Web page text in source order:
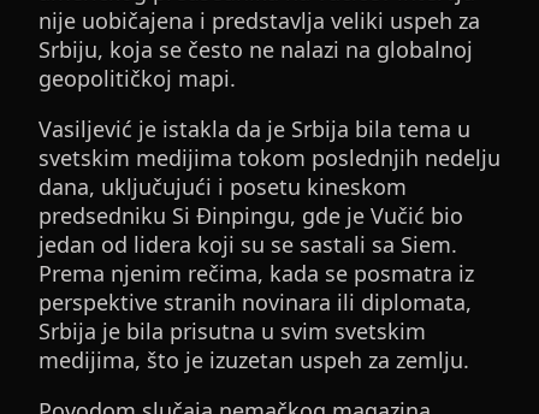
nije uobičajena i predstavlja veliki uspeh za
Srbiju, koja se često ne nalazi na globalnoj
geopolitičkoj mapi.
Vasiljević je istakla da je Srbija bila tema u
svetskim medijima tokom poslednjih nedelju
dana, uključujući i posetu kineskom
predsedniku Si Đinpingu, gde je Vučić bio
jedan od lidera koji su se sastali sa Siem.
Prema njenim rečima, kada se posmatra iz
perspektive stranih novinara ili diplomata,
Srbija je bila prisutna u svim svetskim
medijima, što je izuzetan uspeh za zemlju.